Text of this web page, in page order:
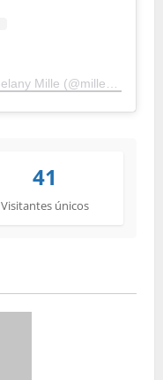
41
Visitantes únicos